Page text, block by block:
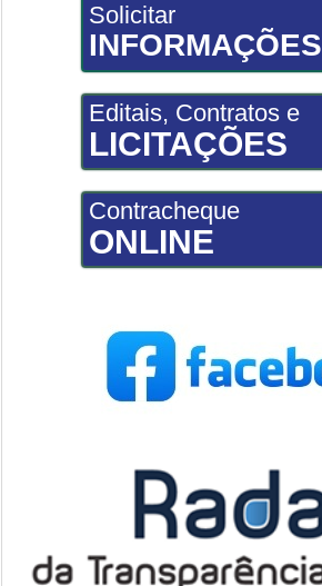
Solicitar
INFORMAÇÕES
Editais, Contratos e
LICITAÇÕES
Contracheque
ONLINE